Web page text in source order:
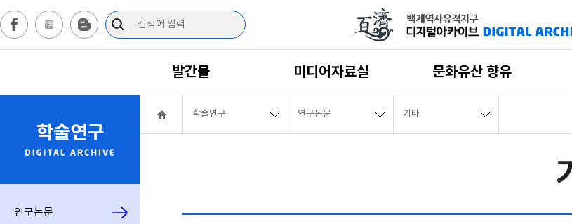
발간물 미디어자료실 문화유산 향유
학술연구
연구논문
학술연구 연구논문 기타